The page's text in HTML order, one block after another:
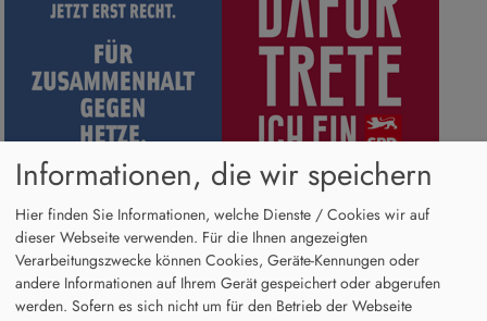
Veranstaltungskalender
Alle Termine öffnen.
Informationen, die wir speichern
Hier finden Sie Informationen, welche Dienste / Cookies wir auf
dieser Webseite verwenden. Für die Ihnen angezeigten
Verarbeitungszwecke können Cookies, Geräte-Kennungen oder
andere Informationen auf Ihrem Gerät gespeichert oder abgerufen
werden. Sofern es sich nicht um für den Betrieb der Webseite